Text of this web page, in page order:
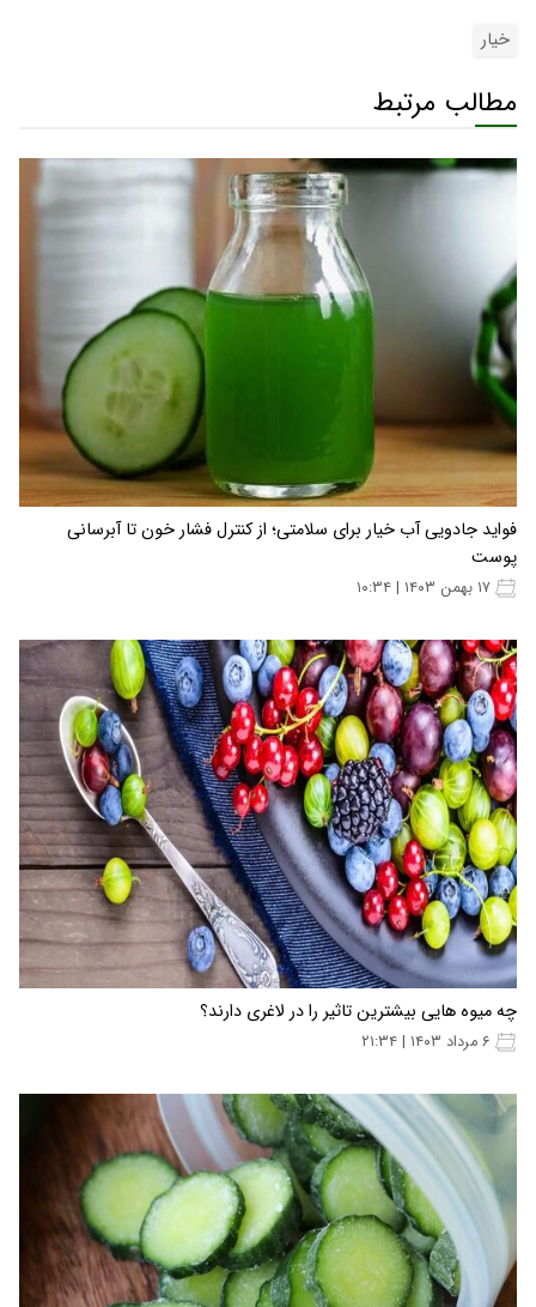
خیار
مطالب مرتبط
فواید جادویی آب خیار برای سلامتی؛ از کنترل فشار خون تا آبرسانی
پوست
چه میوه هایی بیشترین تاثیر را در لاغری دارند؟